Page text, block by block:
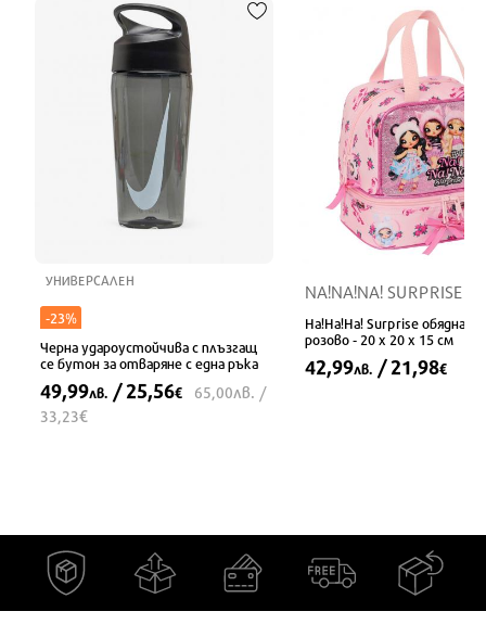
УНИВЕРСАЛЕН
-23%
Черна удароустойчива с плъзгащ
се бутон за отваряне с една ръка
49,99лв. / 25,56€ 65,00лв. /
33,23€
NA!NA!NA! SURPRISE
На!На!На! Surprise обядна
розово - 20 x 20 x 15 см
42,99лв. / 21,98€